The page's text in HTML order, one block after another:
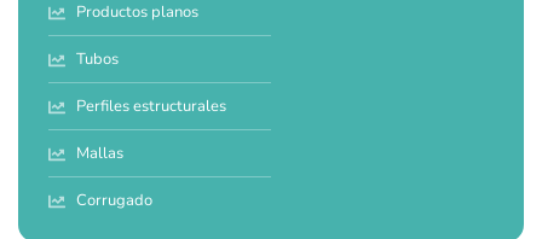
Productos planos
Tubos
Perfiles estructurales
Mallas
Corrugado